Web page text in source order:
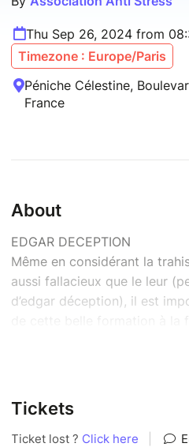
Thu Sep 26, 2024 from
Timezone : Europe/Paris
Péniche Célestine,
France
About
EDGAR DECEPTION
Même en considérant la
aussi fallacieux que le leur
d’edgar déception), il est
de cette belle formation à la
brusque et tendre, qui a le
de la population mondiale
proposée par edgar
Tickets